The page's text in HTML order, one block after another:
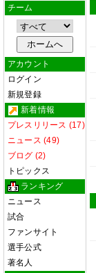
チーム
アカウント
ログイン
新規登録
新着情報
プレスリリース (17)
ニュース (49)
ブログ (2)
トピックス
ランキング
ニュース
試合
ファンサイト
選手公式
著名人